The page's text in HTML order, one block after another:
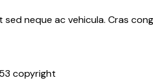
sed neque ac vehicula. Cras